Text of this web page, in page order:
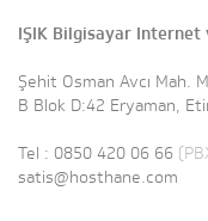
IŞIK Bilgisayar Internet
Şehit Osman Avcı Mah.
B Blok D:42 Eryaman,
Tel : 0850 420 06 66
satis@hosthane.com